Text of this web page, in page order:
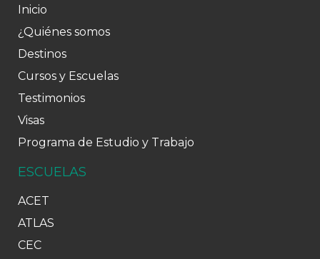
Inicio
¿Quiénes somos
Destinos
Cursos y Escuelas
Testimonios
Visas
Programa de Estudio y Trabajo
ESCUELAS
ACET
ATLAS
CEC